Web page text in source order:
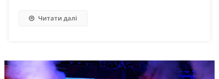
Читати далі